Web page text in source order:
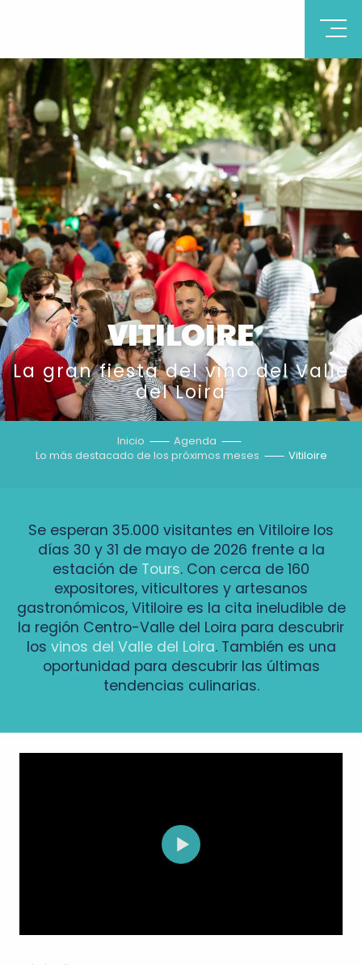
VITILOIRE
La gran fiesta del vino del Valle
del Loira
Inicio
Agenda
Lo más destacado de los próximos meses
Vitiloire
Se esperan 35.000 visitantes en Vitiloire los
días 30 y 31 de mayo de 2026 frente a la
estación de Tours. Con cerca de 160
expositores, viticultores y artesanos
gastronómicos, Vitiloire es la cita ineludible de
la región Centro-Valle del Loira para descubrir
los vinos del Valle del Loira. También es una
oportunidad para descubrir las últimas
tendencias culinarias.